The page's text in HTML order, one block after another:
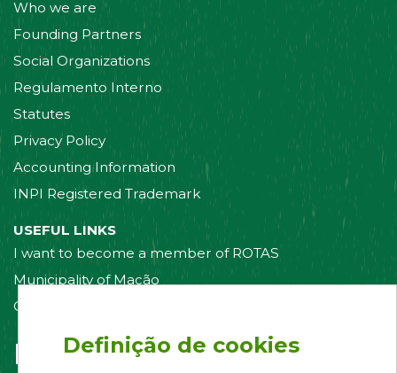
Who we are
Founding Partners
Social Organizations
Regulamento Interno
Statutes
Privacy Policy
Accounting Information
INPI Registered Trademark
USEFUL LINKS
I want to become a member of ROTAS
Municipality of Mação
Contact us
Follow us on:
Definição de cookies